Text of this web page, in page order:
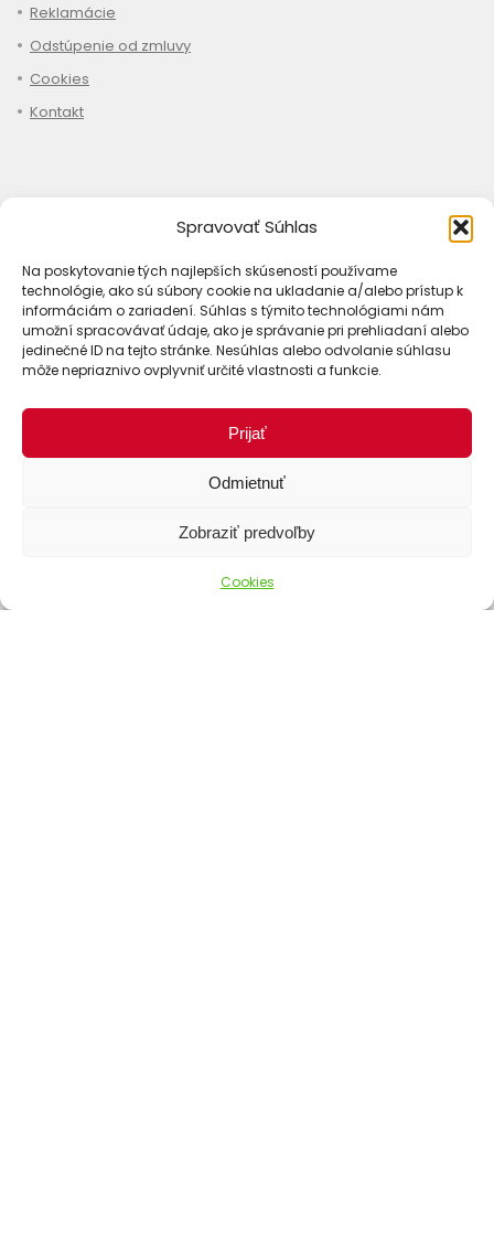
Spravovať Súhlas
Na poskytovanie tých najlepších skúseností používame
technológie, ako sú súbory cookie na ukladanie a/alebo prístup k
informáciám o zariadení. Súhlas s týmito technológiami nám
umožní spracovávať údaje, ako je správanie pri prehliadaní alebo
jedinečné ID na tejto stránke. Nesúhlas alebo odvolanie súhlasu
môže nepriaznivo ovplyvniť určité vlastnosti a funkcie.
Prijať
Odmietnuť
Zobraziť predvoľby
Cookies
Reklamácie
Odstúpenie od zmluvy
Cookies
Kontakt
Ako objednať
Doprava
Platba
Stav objednávky